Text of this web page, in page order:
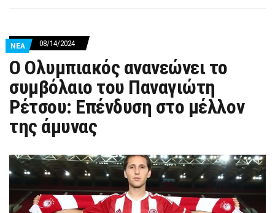
ΝΕΑ 08/14/2024
Ο Ολυμπιακός ανανεώνει το
συμβόλαιο του Παναγιώτη
Ρέτσου: Επένδυση στο μέλλον
της άμυνας